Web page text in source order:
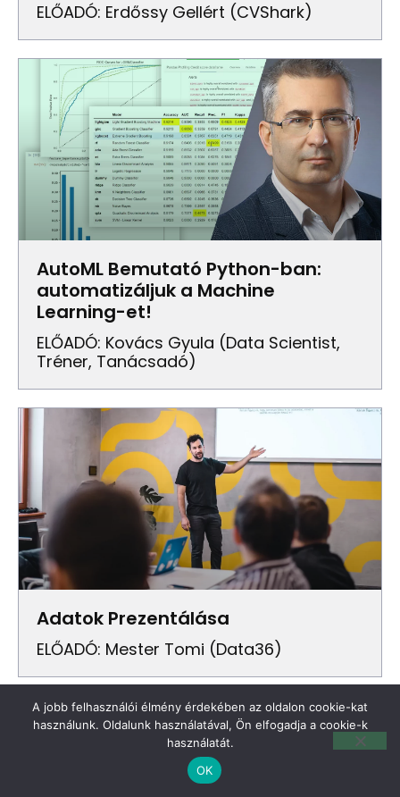
ELŐADÓ: Erdőssy Gellért (CVShark)
AutoML Bemutató Python-ban:
automatizáljuk a Machine
Learning-et!
ELŐADÓ: Kovács Gyula (data Scientist,
Tréner, Tanácsadó)
Adatok Prezentálása
ELŐADÓ: Mester Tomi (Data36)
A jobb felhasználói élmény érdekében az oldalon cookie-kat
használunk. Oldalunk használatával, Ön elfogadja a cookie-k
használatát.
OK